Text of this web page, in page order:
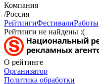
Компания
/Россия
РейтингиФестивалиРаботы
Рейтинги не найдены :(
О рейтинге
Организатор
Политика обработки